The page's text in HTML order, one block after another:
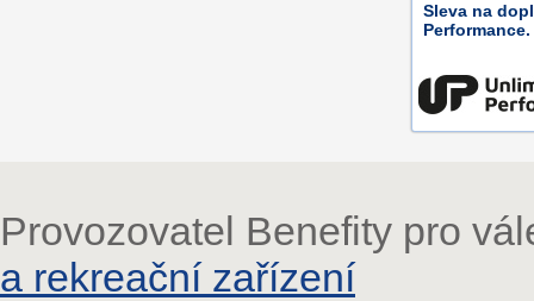
Sleva na
Performance.
Provozovatel Benefity pro
a rekreační zařízení